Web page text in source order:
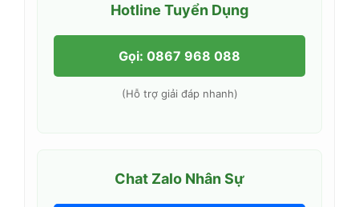
Hotline Tuyển Dụng
Gọi: 0867 968 088
(Hỗ trợ giải đáp nhanh)
Chat Zalo Nhân Sự